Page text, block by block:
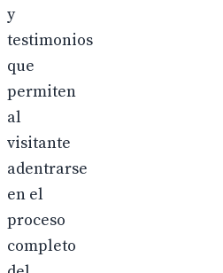
y
testimonios
que
permiten
al
visitante
adentrarse
en el
proceso
completo